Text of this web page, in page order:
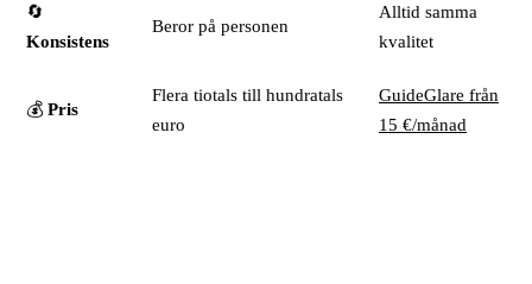
🔄
Konsistens
Beror på personen
Alltid samma
kvalitet
💰 Pris
Flera tiotals till hundratals
euro
GuideGlare från
15 €/månad